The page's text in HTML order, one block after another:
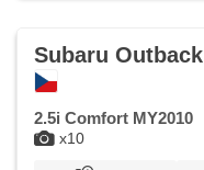
x10
Subaru Outback
2.5i Comfort MY2010